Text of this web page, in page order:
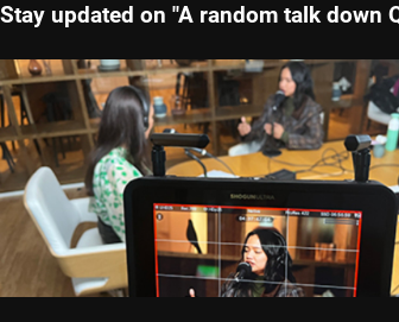
Stay updated on "A random talk down